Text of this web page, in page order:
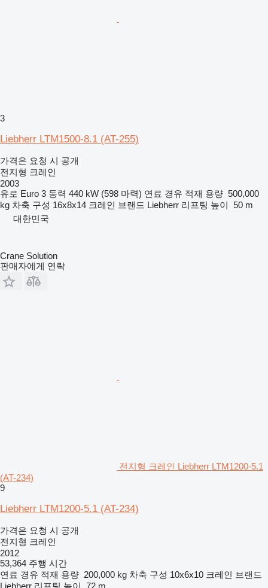
3
Liebherr LTM1500-8.1 (AT-255)
가격은 요청 시 공개
전지형 크레인
2003
유로 Euro 3 동력 440 kW (598 마력) 연료 경유 적재 용량 500,000
kg 차축 구성 16x8x14 크레인 브랜드 Liebherr 리프팅 높이 50 m
대한민국
Crane Solution
판매자에게 연락
전지형 크레인 Liebherr LTM1200-5.1
(AT-234)
9
Liebherr LTM1200-5.1 (AT-234)
가격은 요청 시 공개
전지형 크레인
2012
53,364 주행 시간
연료 경유 적재 용량 200,000 kg 차축 구성 10x6x10 크레인 브랜드